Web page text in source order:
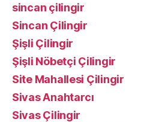
sincan çilingir
Sincan Çilingir
Şişli Çilingir
Şişli Nöbetçi Çilingir
Site Mahallesi Çilingir
Sivas Anahtarcı
Sivas Çilingir